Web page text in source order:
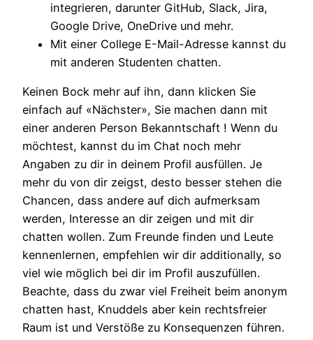
integrieren, darunter GitHub, Slack, Jira,
Google Drive, OneDrive und mehr.
Mit einer College E-Mail-Adresse kannst du
mit anderen Studenten chatten.
Keinen Bock mehr auf ihn, dann klicken Sie
einfach auf «Nächster», Sie machen dann mit
einer anderen Person Bekanntschaft ! Wenn du
möchtest, kannst du im Chat noch mehr
Angaben zu dir in deinem Profil ausfüllen. Je
mehr du von dir zeigst, desto besser stehen die
Chancen, dass andere auf dich aufmerksam
werden, Interesse an dir zeigen und mit dir
chatten wollen. Zum Freunde finden und Leute
kennenlernen, empfehlen wir dir additionally, so
viel wie möglich bei dir im Profil auszufüllen.
Beachte, dass du zwar viel Freiheit beim anonym
chatten hast, Knuddels aber kein rechtsfreier
Raum ist und Verstöße zu Konsequenzen führen.